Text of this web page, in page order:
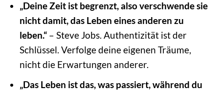
„Deine Zeit ist begrenzt, also verschwende sie
nicht damit, das Leben eines anderen zu
leben.“– Steve Jobs. Authentizität ist der
Schlüssel. Verfolge deine eigenen Träume,
nicht die Erwartungen anderer.
„Das Leben ist das, was passiert, während du